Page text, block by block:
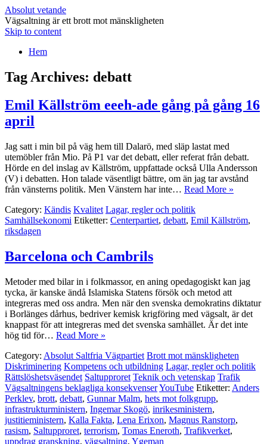
Absolut vetande
Vägsaltning är ett brott mot mänskligheten
Skip to content
Hem
Tag Archives: debatt
Emil Källström eeeh-ade gång på gång 16
april
Jag satt i min bil på väg hem till Dalarö, med släp lastat med
utemöbler från Mio. På P1 var det debatt, eller referat från debatt.
Hörde en del inslag av Källström, uppfattade också Ulla Andersson
(V) i debatten. Hon talade väsentligt bättre, om än jag tar avstånd
från vänsterns politik. Men Vänstern har inte… Read More »
Category: Kändis Kvalitet Lagar, regler och politik
Samhällsekonomi Etiketter: Centerpartiet, debatt, Emil Källström,
riksdagen
Barcelona och Cambrils
Metoder med bilar in i folkmassor, en aning opedagogiskt kan jag
tycka, är kanske ändå Islamiska Statens försök och metod att
integreras med oss andra. Men när den svenska demokratins diktatur
i Borlänges dårhus, bedriver kemisk krigföring med vägsalt, är det
knappast för att integreras med det svenska samhället. Är det inte
hög tid för… Read More »
Category: Absolut Saltfria Vägpartiet Brott mot mänskligheten
Diskriminering Kompetens och utbildning Lagar, regler och politik
Rättslöshetsväsendet Saltupproret Teknik och vetenskap Trafik
Vägsaltningens beklagliga konsekvenserYouTube Etiketter: Anders
Perklev, brott, debatt, Gunnar Malm, hets mot folkgrupp,
infrastrukturministern, Ingemar Skogö, inrikesministern,
justitieministern, Kalla Fakta, Lena Erixon, Magnus Ranstorp,
rasism, Saltupproret, terrorism, Tomas Eneroth, Trafikverket,
uppdrag granskning, vägsaltning, Ygeman